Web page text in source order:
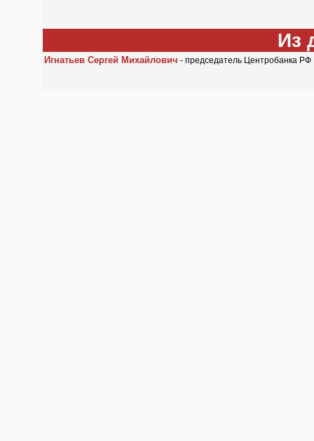
Из
Игнатьев Сергей Михайлович - председатель Центробанка РФ